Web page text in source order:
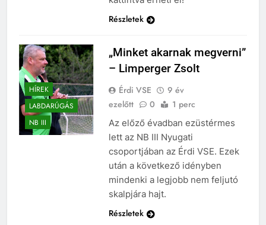
Részletek
HÍREK
LABDARÚGÁS
NB III
„Minket akarnak megverni”
– Limperger Zsolt
Érdi VSE
9 év
ezelőtt
0 1 perc
Az előző évadban ezüstérmes
lett az NB III Nyugati
csoportjában az Érdi VSE. Ezek
után a következő idényben
mindenki a legjobb nem feljutó
skalpjára hajt.
Részletek